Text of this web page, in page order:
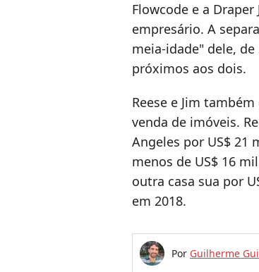
Flowcode e a Draper
empresário. A
meia-idade" dele,
próximos aos dois.
Reese e Jim
venda de imóveis.
Angeles por US$ 21
menos de US$ 16
outra casa sua por
em 2018.
Por Guilherme